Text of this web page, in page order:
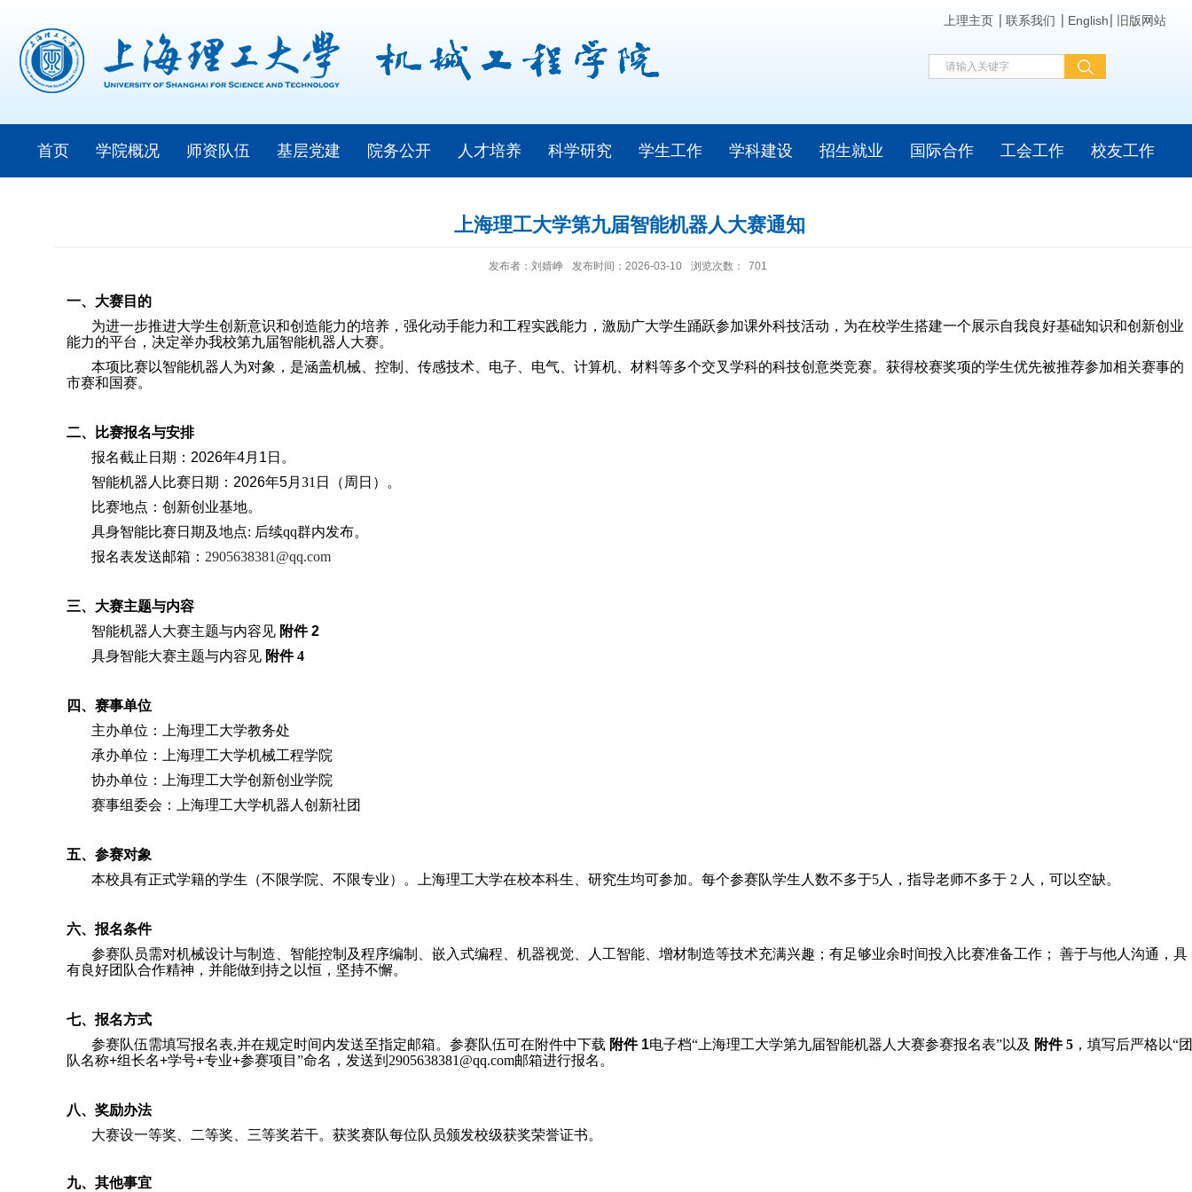
上理主页 联系我们 English 旧版网站
首页 学院概况 师资队伍 基层党建 院务公开 人才培养 科学研究 学生工作 学科建设 招生就业 国际合作 工会工作 校友工作
上海理工大学第九届智能机器人大赛通知
发布者：刘婧峥 发布时间：2026-03-10 浏览次数： 701
一、大赛目的
为进一步推进大学生创新意识和创造能力的培养，强化动手能力和工程实践能力，激励广大学生踊跃参加课外科技活动，为在校学生搭建一个展示自我良好基础知识和创新创业
能力的平台，决定举办我校第九届智能机器人大赛。
本项比赛以智能机器人为对象，是涵盖机械、控制、传感技术、电子、电气、计算机、材料等多个交叉学科的科技创意类竞赛。获得校赛奖项的学生优先被推荐参加相关赛事的
市赛和国赛。
二、比赛报名与安排
报名截止日期： 2026年4月 1 日。
智能机器人比赛日期： 2026年5月 31 日（周日）。
比赛地点：创新创业基地。
具身智能比赛日期及地点: 后续qq群内发布。
报名表发送邮箱： 2905638381@qq.com
三、大赛主题与内容
智能机器人大赛主题与内容见 附件2
具身智能大赛主题与内容见 附件4
四、赛事单位
主办单位：上海理工大学教务处
承办单位：上海理工大学机械工程学院
协办单位：上海理工大学创新创业学院
赛事组委会：上海理工大学机器人创新社团
五、参赛对象
本校具有正式学籍的学生（不限学院、不限专业）。上海理工大学在校本科生、研究生均可参加。每个参赛队学生人数不多于5人，指导老师不多于 2 人，可以空缺。
六、报名条件
参赛队员需对机械设计与制造、智能控制及程序编制、嵌入式编程、机器视觉、人工智能、增材制造等技术充满兴趣；有足够业余时间投入比赛准备工作； 善于与他人沟通，具
有良好团队合作精神，并能做到持之以恒，坚持不懈。
七、报名方式
参赛队伍需填写报名表,并在规定时间内发送至指定邮箱。参赛队伍可在附件中下载 附件 1电子档“上海理工大学第九届智能机器人大赛参赛报名表”以及 附件5 ，填写后严格以“团
队名称+组长名+学号+专业+参赛项目”命名，发送到 2905638381@qq.com邮箱进行报名。
八、奖励办法
大赛设一等奖、二等奖、三等奖若干。获奖赛队每位队员颁发校级获奖荣誉证书。
九、其他事宜